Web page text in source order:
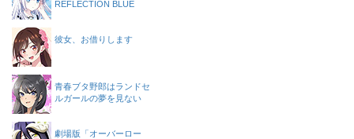
REFLECTION BLUE
彼女、お借りします
青春ブタ野郎はランドセ
ルガールの夢を見ない
劇場版「オーバーロー